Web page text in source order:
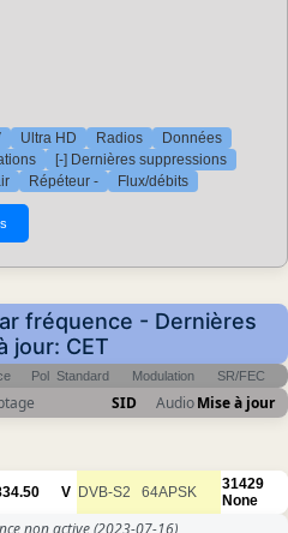
Ultra HD Radios
Données
[-] Dernières suppressions
Répéteur - Flux/débits
fréquence - Dernières
jour: CET
Pol Standard Modulation SR/FEC
SID AudioMise à jour
V DVB-S2 64APSK
31429
None